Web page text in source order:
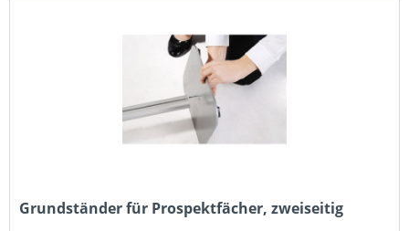
Grundständer für Prospektfächer, zweiseitig